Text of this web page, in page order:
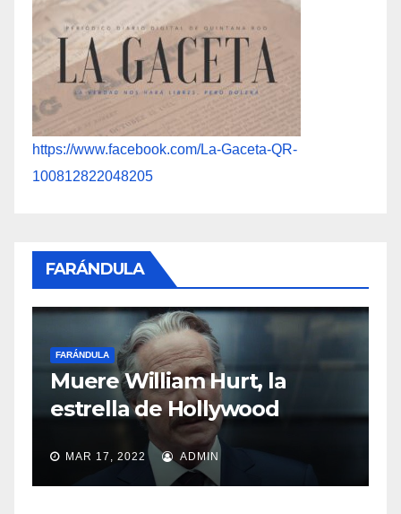
https://www.facebook.com/La-Gaceta-QR-
100812822048205
FARÁNDULA
FARÁNDULA
Muere William Hurt, la
estrella de Hollywood
MAR 17, 2022 ADMIN